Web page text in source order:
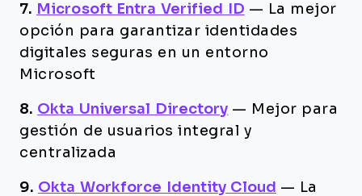
7. Microsoft Entra Verified ID — La mejor
opción para garantizar identidades
digitales seguras en un entorno
Microsoft
8. Okta Universal Directory — Mejor para
gestión de usuarios integral y
centralizada
9. Okta Workforce Identity Cloud — La